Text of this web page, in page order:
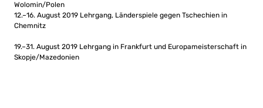
Wolomin/Polen
12.–16. August 2019 Lehrgang, Länderspiele gegen Tschechien in
Chemnitz
19.–31. August 2019 Lehrgang in Frankfurt und Europameisterschaft in
Skopje/Mazedonien